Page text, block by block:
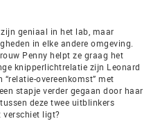
geniaal in het lab, maar
in elke andere omgeving.
Penny helpt ze graag het
knipperlichtrelatie zijn Leonard
overeenkomst” met
stapje verder gegaan door haar
deze twee uitblinkers
verschiet ligt?